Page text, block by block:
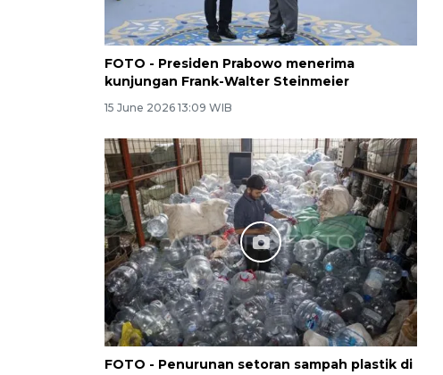
FOTO - Presiden Prabowo menerima
kunjungan Frank-Walter Steinmeier
15 June 2026 13:09 WIB
FOTO - Penurunan setoran sampah plastik di